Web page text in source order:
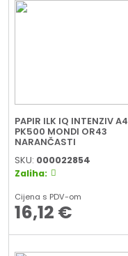
PAPIR ILK IQ INTENZIV A4 80G
PK500 MONDI OR43
NARANČASTI
SKU: 000022854
Zaliha:
Cijena s PDV-om
16,12 €